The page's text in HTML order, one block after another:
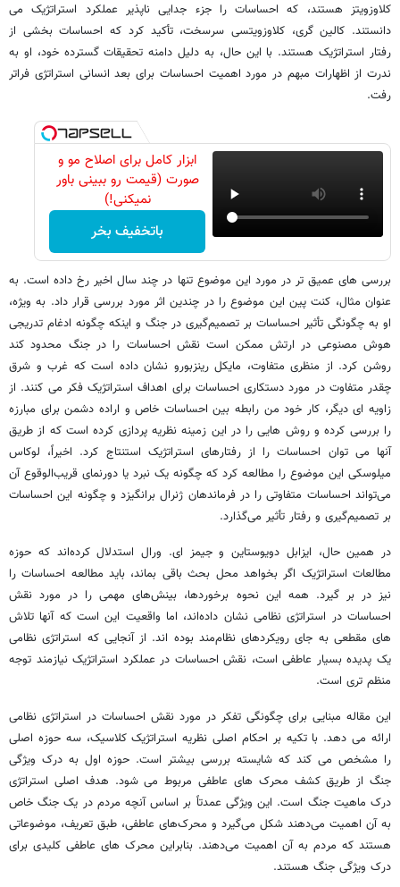
کلاوزویتز هستند، که احساسات را جزء جدایی ناپذیر عملکرد استراتژیک می
دانستند. کالین گری، کلاوزویتسی سرسخت، تأکید کرد که احساسات بخشی از
رفتار استراتژیک هستند. با این حال، به دلیل دامنه تحقیقات گسترده خود، او به
ندرت از اظهارات مبهم در مورد اهمیت احساسات برای بعد انسانی استراتژی فراتر
رفت.
ابزار کامل برای اصلاح مو و
صورت (قیمت رو ببینی باور
نمیکنی!)
باتخفیف بخر
بررسی های عمیق تر در مورد این موضوع تنها در چند سال اخیر رخ داده است. به
عنوان مثال، کنت پین این موضوع را در چندین اثر مورد بررسی قرار داد. به ویژه،
او به چگونگی تأثیر احساسات بر تصمیم‌گیری در جنگ و اینکه چگونه ادغام تدریجی
هوش مصنوعی در ارتش ممکن است نقش احساسات را در جنگ محدود کند
روشن کرد. از منظری متفاوت، مایکل رینزبورو نشان داده است که غرب و شرق
چقدر متفاوت در مورد دستکاری احساسات برای اهداف استراتژیک فکر می کنند. از
زاویه ای دیگر، کار خود من رابطه بین احساسات خاص و اراده دشمن برای مبارزه
را بررسی کرده و روش هایی را در این زمینه نظریه پردازی کرده است که از طریق
آنها می توان احساسات را از رفتارهای استراتژیک استنتاج کرد. اخیراً، لوکاس
میلوسکی این موضوع را مطالعه کرد که چگونه یک نبرد یا دورنمای قریب‌الوقوع آن
می‌تواند احساسات متفاوتی را در فرماندهان ژنرال برانگیزد و چگونه این احساسات
بر تصمیم‌گیری و رفتار تأثیر می‌گذارد.
در همین حال، ایزابل دویوستاین و جیمز ای. ورال استدلال کرده‌اند که حوزه
مطالعات استراتژیک اگر بخواهد محل بحث باقی بماند، باید مطالعه احساسات را
نیز در بر گیرد. همه این نحوه برخوردها، بینش‌های مهمی را در مورد نقش
احساسات در استراتژی نظامی نشان داده‌اند، اما واقعیت این است که آنها تلاش
های مقطعی به جای رویکردهای نظام‌مند بوده اند. از آنجایی که استراتژی نظامی
یک پدیده بسیار عاطفی است، نقش احساسات در عملکرد استراتژیک نیازمند توجه
منظم تری است.
این مقاله مبنایی برای چگونگی تفکر در مورد نقش احساسات در استراتژی نظامی
ارائه می دهد. با تکیه بر احکام اصلی نظریه استراتژیک کلاسیک، سه حوزه اصلی
را مشخص می کند که شایسته بررسی بیشتر است. حوزه اول به درک ویژگی
جنگ از طریق کشف محرک های عاطفی مربوط می شود. هدف اصلی استراتژی
درک ماهیت جنگ است. این ویژگی عمدتاً بر اساس آنچه مردم در یک جنگ خاص
به آن اهمیت می‌دهند شکل می‌گیرد و محرک‌های عاطفی، طبق تعریف، موضوعاتی
هستند که مردم به آن اهمیت می‌دهند. بنابراین محرک های عاطفی کلیدی برای
درک ویژگی جنگ هستند.